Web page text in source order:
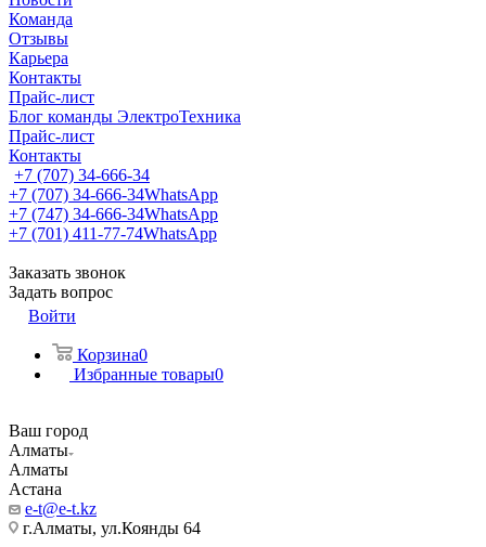
Команда
Отзывы
Карьера
Контакты
Прайс-лист
Блог команды ЭлектроТехника
Прайс-лист
Контакты
+7 (707) 34-666-34
+7 (707) 34-666-34WhatsApp
+7 (747) 34-666-34WhatsApp
+7 (701) 411-77-74WhatsApp
Заказать звонок
Задать вопрос
Войти
Корзина0
Избранные товары0
Ваш город
Алматы
Алматы
Астана
e-t@e-t.kz
г.Алматы, ул.Коянды 64